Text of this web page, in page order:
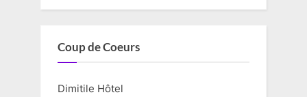
Coup de Coeurs
Dimitile Hôtel